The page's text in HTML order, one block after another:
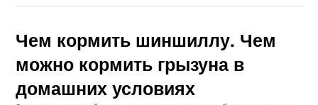
Чем кормить шиншиллу. Чем
можно кормить грызуна в
домашних условиях